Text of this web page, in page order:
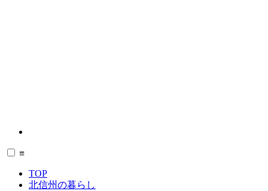
≡
TOP
北信州の暮らし